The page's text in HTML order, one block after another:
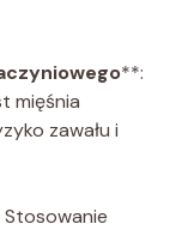
**:
mięśnia
zawału i
Stosowanie